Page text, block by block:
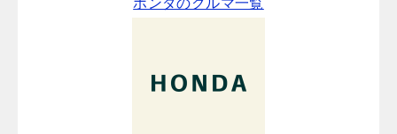
ホンダのクルマ一覧